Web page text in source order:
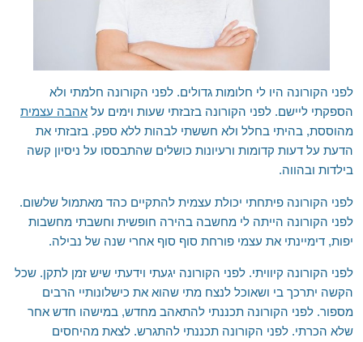
טבעון והעמקים
טבריה ועמק הירדן
ראש פינה, אצבע הגליל והגולן
אשדוד, אשקלון ונגב מערבי
אילת והערבה
השומרון
לפני הקורונה היו לי חלומות גדולים. לפני הקורונה חלמתי ולא
הספקתי ליישם. לפני הקורונה בזבזתי שעות וימים על אהבה עצמית
מהוססת, בהיתי בחלל ולא חששתי לבהות ללא ספק. בזבזתי את
הדעת על דעות קדומות ורעיונות כושלים שהתבססו על ניסיון קשה
בילדות ובהווה.
לפני הקורונה פיתחתי יכולת עצמית להתקיים כהד מאתמול שלשום.
לפני הקורונה הייתה לי מחשבה בהירה חופשית וחשבתי מחשבות
יפות, דימיינתי את עצמי פורחת סוף סוף אחרי שנה של נבילה.
לפני הקורונה קיוויתי. לפני הקורונה יגעתי וידעתי שיש זמן לתקן. שכל
הקשה יתרכך בי ושאוכל לנצח מתי שהוא את כישלונותיי הרבים
מספור. לפני הקורונה תכננתי להתאהב מחדש, במישהו חדש אחר
שלא הכרתי. לפני הקורונה תכננתי להתגרש. לצאת מהיחסים